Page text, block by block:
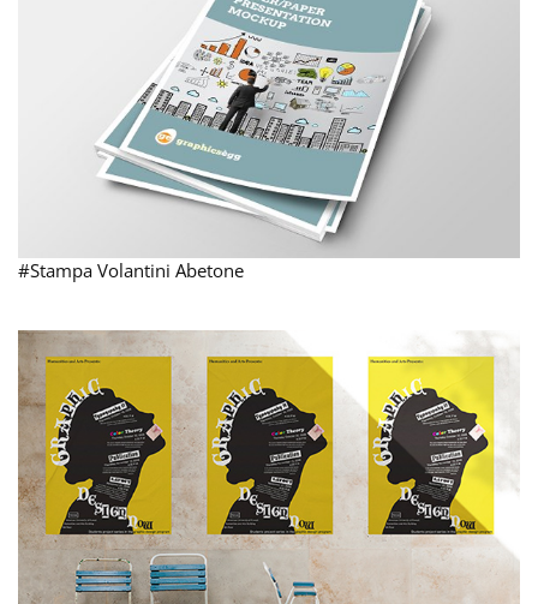
#Stampa Volantini Abetone